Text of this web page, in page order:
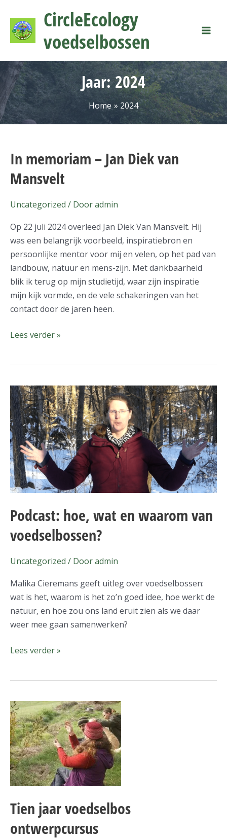
naar
CircleEcology
voedselbossen
Jaar:2024
Home 2024
In memoriam – Jan Diek van
Mansvelt
Uncategorized / Dooradmin
Op 22 juli 2024 overleed Jan Diek Van Mansvelt. Hij
was een belangrijk voorbeeld, inspiratiebron en
persoonlijke mentor voor mij en velen, op het pad van
landbouw, natuur en mens-zijn. Met dankbaarheid
blik ik terug op mijn studietijd, waar zijn inspiratie
mijn kijk vormde, en de vele schakeringen van het
contact door de jaren heen.
In
–
Diek
van
Mansvelt
Lees verder »
Podcast: hoe, wat en waarom van
voedselbossen?
Uncategorized / Dooradmin
Malika Cieremans geeft uitleg over voedselbossen:
wat is het, waarom is het zo’n goed idee, hoe werkt de
natuur, en hoe zou ons land eruit zien als we daar
weer mee gaan samenwerken?
Podcast:
hoe,
wat
en
waarom
van
voedselbossen?
Lees verder »
Tien jaar voedselbos
ontwerpcursus
Tien
jaar
voedselbos
ontwerpcursus